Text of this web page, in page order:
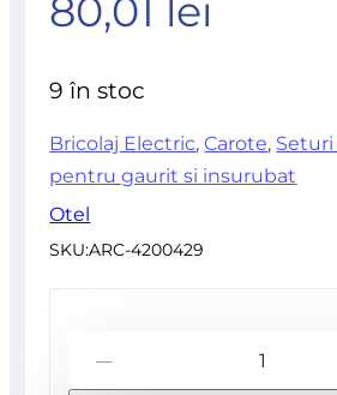
80,01 lei
9 în stoc
Bricolaj Electric,Carote, Seturi
pentru gaurit si insurubat
Otel
SKU:ARC-4200429
Carota